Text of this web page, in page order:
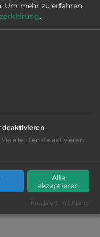
bis Ende Okt.
5675 6570
Um mehr zu erfahren,
.
deaktivieren
alle Dienste aktivieren
Alle
akzeptieren
Realisiert mit Klaro!